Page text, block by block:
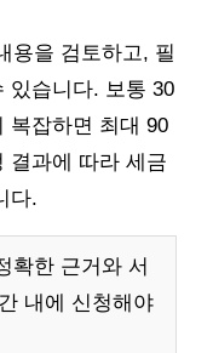
용을 검토하고, 필
있습니다. 보통 30
복잡하면 최대 90
결과에 따라 세금
다.
확한 근거와 서
내에 신청해야